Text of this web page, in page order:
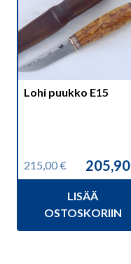
Lohi puukko E15
215,00€
Alkuperäinen
215,00 €.
205,90
Nykyinen
205,90 €.
LISÄÄ
OSTOSKORIIN